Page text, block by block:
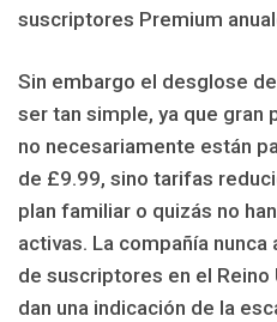
suscriptores Premium
Sin embargo el desglose
ser tan simple, ya que
no necesariamente están
de £9.99, sino tarifas
plan familiar o quizás no
activas. La compañía
de suscriptores en el
dan una indicación de la